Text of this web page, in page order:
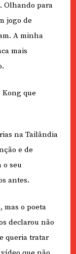
Olhando para
jogo de
A minha
mais
Kong que
na Tailândia
e de
o seu
antes.
mas o poeta
declarou não
queria tratar